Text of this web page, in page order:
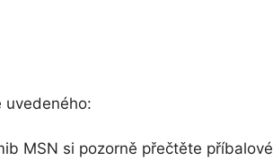
uvedeného:
MSN si pozorně přečtěte příbalové